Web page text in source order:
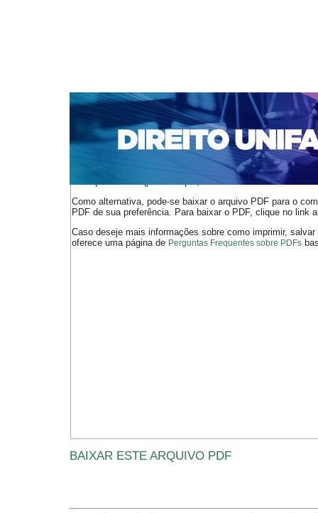
CAPA SOBRE ACESSO CADASTRO
NOTÍCIAS
EDIÇÕES DE Nº 1 A 100 WEBMAIL
Capa>n. 312 (2026) > Carvalho
O arquivo PDF selecionado deve ser carregado no
de arquivos PDF (por exemplo, uma versão atual do
Como alternativa, pode-se baixar o arquivo PDF para o
PDF de sua preferência. Para baixar o PDF, clique no link
Caso deseje mais informações sobre como imprimir,
oferece uma página de Perguntas Frequentes sobre PDFs
BAIXAR ESTE ARQUIVO PDF